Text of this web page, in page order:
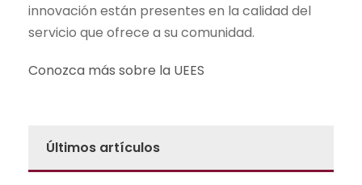
innovación están presentes en la calidad del
servicio que ofrece a su comunidad.
Conozca más sobre la UEES
Últimos artículos